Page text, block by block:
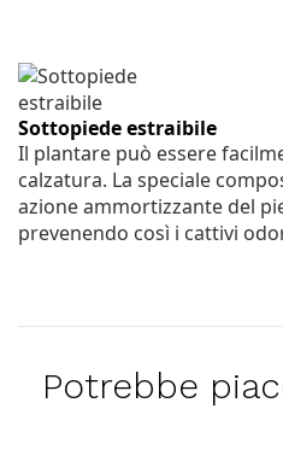
Sottopiede estraibile
Il plantare può essere
calzatura. La speciale
azione ammortizzante del
prevenendo così i cattivi
Potrebbe